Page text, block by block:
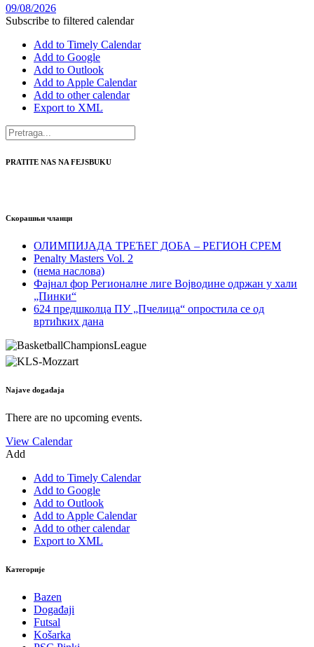
09/08/2026
Subscribe to filtered calendar
Add to Timely Calendar
Add to Google
Add to Outlook
Add to Apple Calendar
Add to other calendar
Export to XML
PRATITE NAS NA FEJSBUKU
Скорашњи чланци
ОЛИМПИЈАДА ТРЕЋЕГ ДОБА – РЕГИОН СРЕМ
Penalty Masters Vol. 2
(нема наслова)
Фајнал фор Регионалне лиге Војводине одржан у хали
„Пинки“
624 предшколца ПУ „Пчелица“ опростила се од
вртићких дана
Najave događaja
There are no upcoming events.
View Calendar
Add
Add to Timely Calendar
Add to Google
Add to Outlook
Add to Apple Calendar
Add to other calendar
Export to XML
Категорије
Bazen
Događaji
Futsal
Košarka